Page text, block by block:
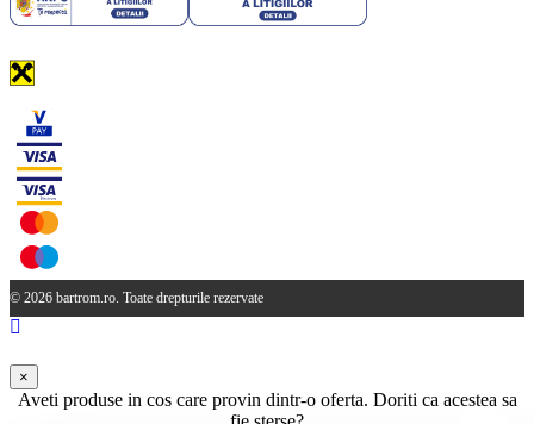
© 2026 bartrom.ro. Toate drepturile rezervate
×
Aveti produse in cos care provin dintr-o oferta. Doriti ca acestea sa